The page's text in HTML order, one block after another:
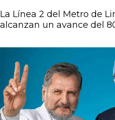
La Línea 2 del Metro de
alcanzan un avance del